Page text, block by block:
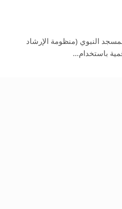
النبوي (منظومة الإرشاد
باستخدام…